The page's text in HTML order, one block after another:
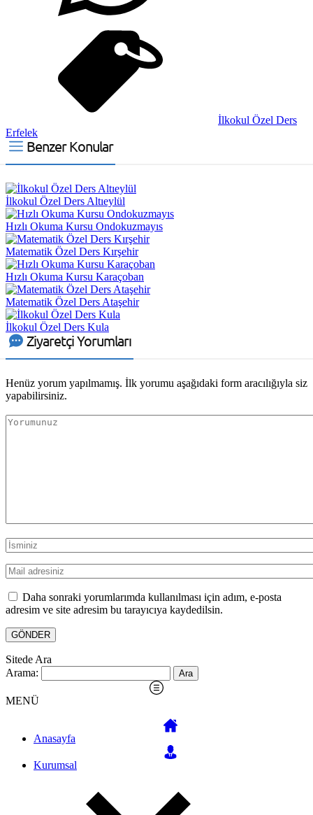
İlkokul Özel Ders
Erfelek
Benzer Konular
İlkokul Özel Ders Altıeylül
Hızlı Okuma Kursu Ondokuzmayıs
Matematik Özel Ders Kırşehir
Hızlı Okuma Kursu Karaçoban
Matematik Özel Ders Ataşehir
İlkokul Özel Ders Kula
Ziyaretçi Yorumları
Henüz yorum yapılmamış. İlk yorumu aşağıdaki form aracılığıyla siz
yapabilirsiniz.
Daha sonraki yorumlarımda kullanılması için adım, e-posta
adresim ve site adresim bu tarayıcıya kaydedilsin.
Sitede Ara
Arama:
MENÜ
Anasayfa
Kurumsal